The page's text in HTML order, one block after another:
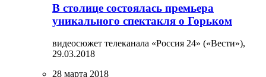
В столице состоялась премьера
уникального спектакля о Горьком
видеосюжет телеканала «Россия 24» («Вести»),
29.03.2018
28 марта 2018